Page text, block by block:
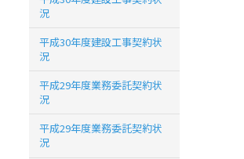
況
平成30年度建設工事契約状
況
平成29年度業務委託契約状
況
平成29年度業務委託契約状
況